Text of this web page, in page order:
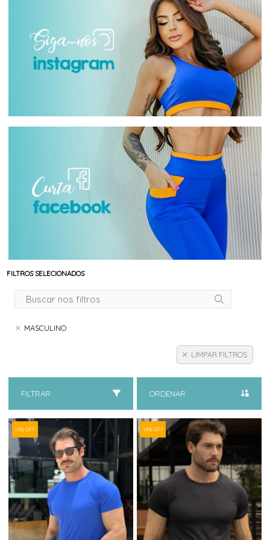
FILTROS SELECIONADOS
MASCULINO
LIMPAR FILTROS
FILTRAR ORDENAR
14% OFF 14% OFF